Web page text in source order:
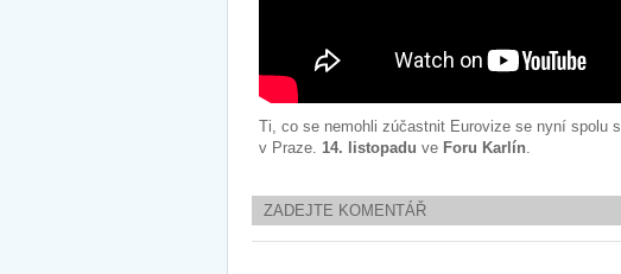
Ti, co se nemohli zúčastnit Eurovize se nyní spolu s
v Praze. 14. listopadu ve Foru Karlín.
ZADEJTE KOMENTÁŘ